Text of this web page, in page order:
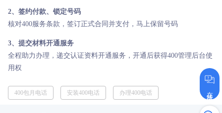
2、签约付款、锁定号码
核对400服务条款，签订正式合同并支付，马上保留号码
3、提交材料开通服务
全程助力办理，递交认证资料开通服务，开通后获得400管理后台使
用权
400包月电话 安装400电话 办理400电话 在线咨询